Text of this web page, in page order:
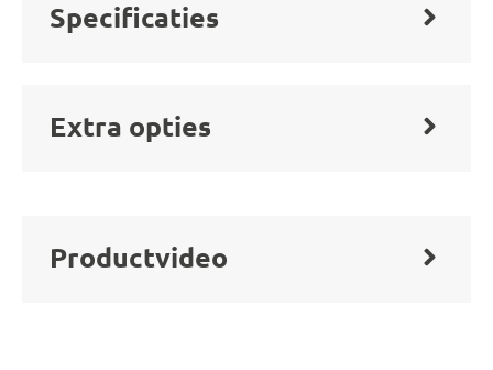
Specificaties
Extra opties
Productvideo